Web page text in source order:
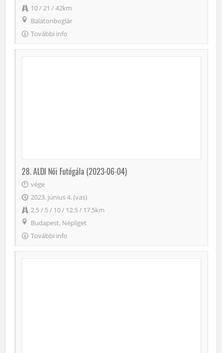
10 / 21 / 42km
Balatonboglár
További info
28. ALDI Női Futógála (2023-06-04)
vége
2023. június 4. (vas)
2.5 / 5 / 10 / 12.5 / 17.5km
Budapest, Népliget
További info